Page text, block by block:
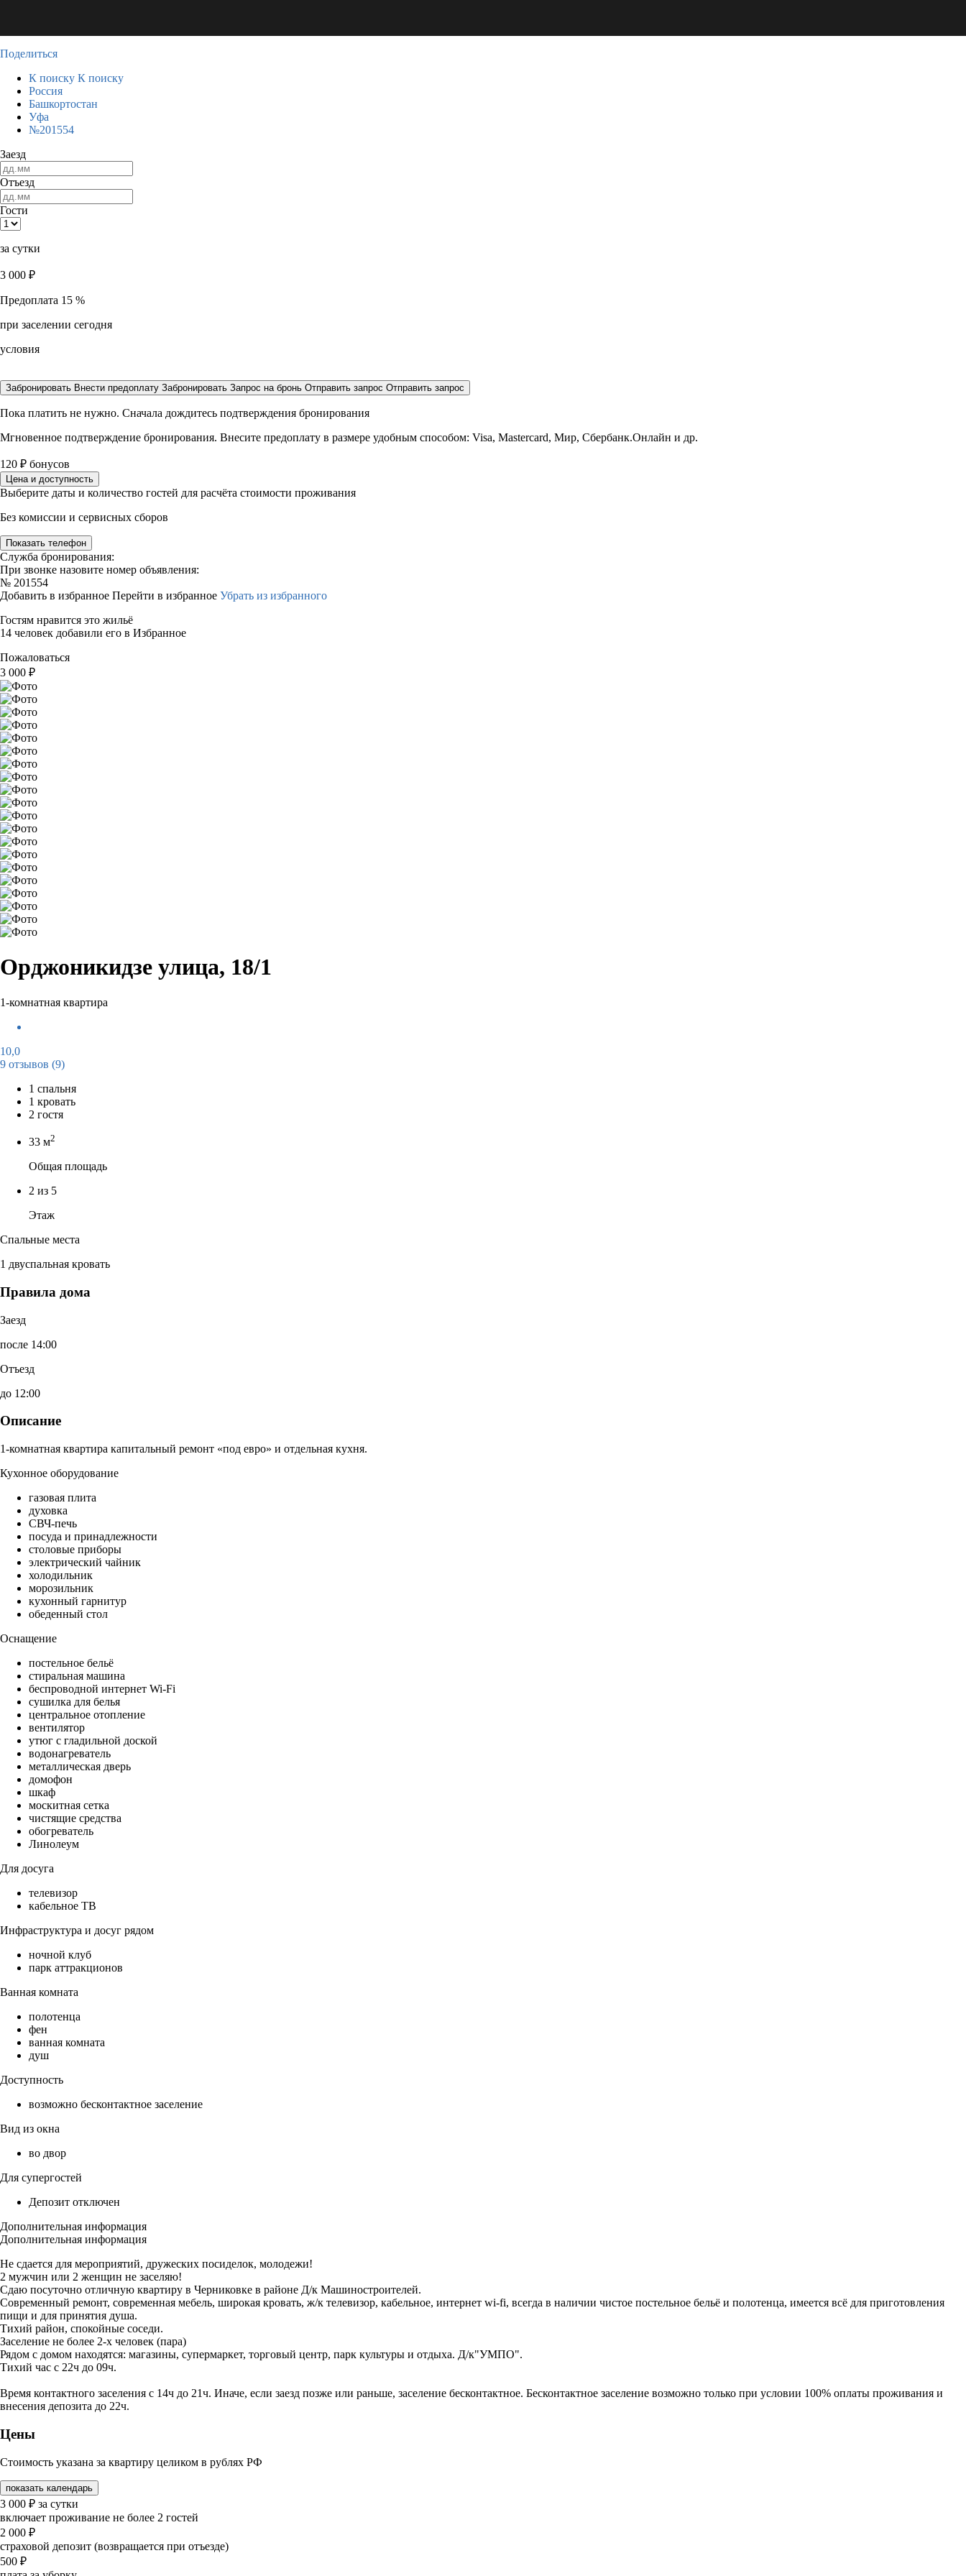
Поделиться
К поиску К поиску
Россия
Башкортостан
Уфа
№201554
Заезд
Отъезд
Гости
за сутки
3 000 ₽
Предоплата 15 %
при заселении сегодня
условия
Забронировать Внести предоплату Забронировать Запрос на бронь Отправить запрос Отправить запрос
Пока платить не нужно. Сначала дождитесь подтверждения бронирования
Мгновенное подтверждение бронирования. Внесите предоплату в размере удобным способом: Visa, Mastercard, Мир, Сбербанк.Онлайн и др.
120 ₽ бонусов
Цена и доступность
Выберите даты и количество гостей для расчёта стоимости проживания
Без комиссии и сервисных сборов
Показать телефон
Служба бронирования:
При звонке назовите номер объявления:
№ 201554
Добавить в избранное Перейти в избранное Убрать из избранного
Гостям нравится это жильё
14 человек добавили его в Избранное
Пожаловаться
3 000 ₽
Орджоникидзе улица, 18/1
1-комнатная квартира
10,0
9 отзывов (9)
1 спальня
1 кровать
2 гостя
33 м2
Общая площадь
2 из 5
Этаж
Спальные места
1 двуспальная кровать
Правила дома
Заезд
после 14:00
Отъезд
до 12:00
Описание
1-комнатная квартира капитальный ремонт «под евро» и отдельная кухня.
Кухонное оборудование
газовая плита
духовка
СВЧ-печь
посуда и принадлежности
столовые приборы
электрический чайник
холодильник
морозильник
кухонный гарнитур
обеденный стол
Оснащение
постельное бельё
стиральная машина
беспроводной интернет Wi-Fi
сушилка для белья
центральное отопление
вентилятор
утюг с гладильной доской
водонагреватель
металлическая дверь
домофон
шкаф
москитная сетка
чистящие средства
обогреватель
Линолеум
Для досуга
телевизор
кабельное ТВ
Инфраструктура и досуг рядом
ночной клуб
парк аттракционов
Ванная комната
полотенца
фен
ванная комната
душ
Доступность
возможно бесконтактное заселение
Вид из окна
во двор
Для супергостей
Депозит отключен
Дополнительная информация
Дополнительная информация
Не сдается для мероприятий, дружеских посиделок, молодежи!
2 мужчин или 2 женщин не заселяю!
Сдаю посуточно отличную квартиру в Черниковке в районе Д/к Машиностроителей.
Современный ремонт, современная мебель, широкая кровать, ж/к телевизор, кабельное, интернет wi-fi, всегда в наличии чистое постельное бельё и полотенца, имеется всё для приготовления
пищи и для принятия душа.
Тихий район, спокойные соседи.
Заселение не более 2-х человек (пара)
Рядом с домом находятся: магазины, супермаркет, торговый центр, парк культуры и отдыха. Д/к"УМПО".
Тихий час с 22ч до 09ч.
Время контактного заселения с 14ч до 21ч. Иначе, если заезд позже или раньше, заселение бесконтактное. Бесконтактное заселение возможно только при условии 100% оплаты проживания и
внесения депозита до 22ч.
Цены
Стоимость указана за квартиру целиком в рублях РФ
показать календарь
3 000 ₽ за сутки
включает проживание не более 2 гостей
2 000 ₽
страховой депозит (возвращается при отъезде)
500 ₽